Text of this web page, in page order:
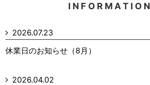
I N F O R M A T I O N
2026.07.23
休業日のお知らせ（8月）
2026.04.02